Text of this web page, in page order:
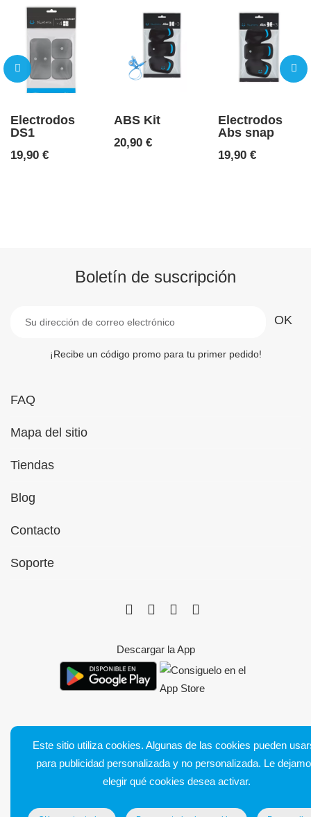
Electrodos
DS1
Precio
19,90 €
ABS Kit
Precio
20,90 €
Electrodos
Abs snap
Precio
19,90 €
Boletín de suscripción
¡Recibe un código promo para tu primer pedido!
FAQ
Mapa del sitio
Tiendas
Blog
Contacto
Soporte
Descargar la App
Bluetens. Tous droits réservés
Condiciones generales de venta
Notas legales
Entrega y devoluciones
Este sitio utiliza cookies. Algunas de las cookies pueden
para publicidad personalizada y no personalizada. Le
elegir qué cookies desea activar.